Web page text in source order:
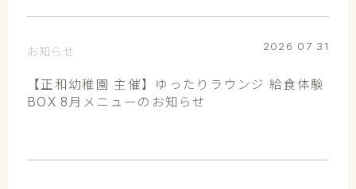
お知らせ
【正和幼稚園 主催】ゆったりラウンジ 給食体験
BOX 8月メニューのお知らせ
2026 07 31